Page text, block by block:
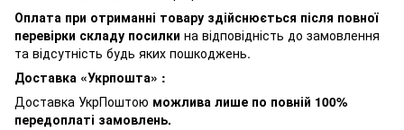
Оплата при отриманні товару здійснюється після повної
перевірки складу посилки на відповідність до замовлення
та відсутність будь яких пошкоджень.
Доставка «Укрпошта» :
Доставка УкрПоштою можлива лише по повній 100%
передоплаті замовлень.